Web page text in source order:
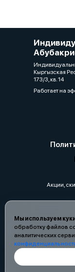
Мы используем
обработку файлов
аналитических
Кыргызская
173/3, кв. 14
Работает на
Акции,